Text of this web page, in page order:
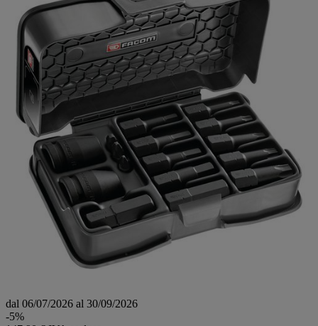
dal 06/07/2026 al 30/09/2026
-5%